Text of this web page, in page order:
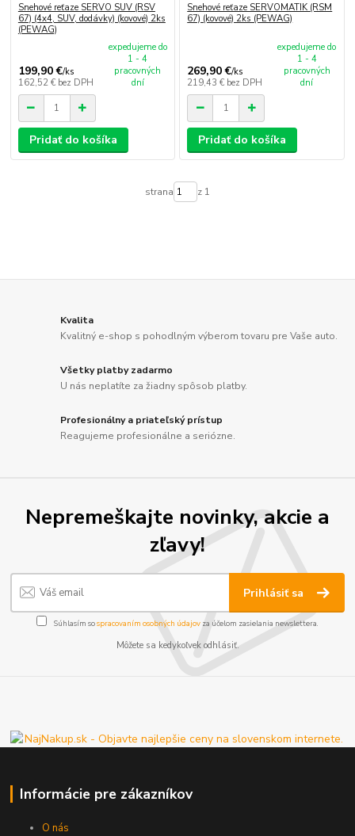
Snehové reťaze SERVO SUV (RSV
67) (4x4, SUV, dodávky) (kovové) 2ks
(PEWAG)
199,90 €/ks
162,52 € bez DPH
expedujeme do
1 - 4
pracovných
dní
Pridať do košíka
Snehové reťaze SERVOMATIK (RSM
67) (kovové) 2ks (PEWAG)
269,90 €/ks
219,43 € bez DPH
expedujeme do
1 - 4
pracovných
dní
Pridať do košíka
strana z 1
Kvalita
Kvalitný e-shop s pohodlným výberom tovaru pre Vaše auto.
Všetky platby zadarmo
U nás neplatíte za žiadny spôsob platby.
Profesionálny a priateľský prístup
Reagujeme profesionálne a seriózne.
Nepremeškajte novinky, akcie a
zľavy!
Prihlásiť sa
Súhlasím sospracovaním osobných údajov za účelom zasielania newslettera.
Môžete sa kedykoľvek odhlásiť.
Informácie pre zákazníkov
O nás